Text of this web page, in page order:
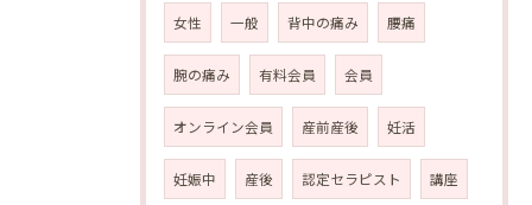
女性 一般 背中の痛み 腰痛
腕の痛み 有料会員 会員
オンライン会員 産前産後 妊活
妊娠中 産後 認定セラピスト 講座